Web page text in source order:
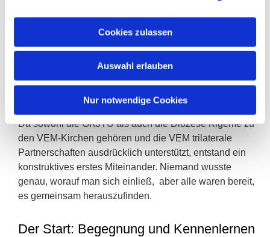
Cookies zulassen
Auswahl erlauben
Nur notwendige Cookies
EKiR, ein gutes Zeichen.
Schon am nächsten Morgen machte die Idee die Runde
und traf auf breite Zustimmung: beim damaligen
Superintendenten ebenso wie beim
Partnerschaftskoordinator Pfarrer Friedhelm Krämer (†
Da sowohl die GKJTU als auch die Diözese Kigeme zu
den VEM-Kirchen gehören und die VEM trilaterale
Partnerschaften ausdrücklich unterstützt, entstand ein
konstruktives erstes Miteinander. Niemand wusste
genau, worauf man sich einließ, aber alle waren bereit,
es gemeinsam herauszufinden.
Der Start: Begegnung und Kennenlernen